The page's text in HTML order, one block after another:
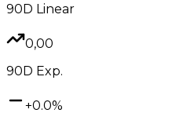
90D Linear
0,00
90D Exp.
+0.0%